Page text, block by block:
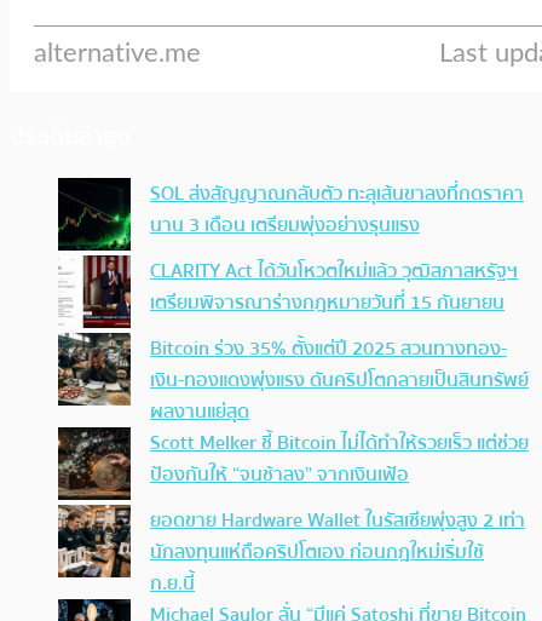
SOL ส่งสัญญาณกลับตัว ทะลุเส้นขาลงที่กดราคา
นาน 3 เดือน เตรียมพุ่งอย่างรุนแรง
CLARITY Act ได้วันโหวตใหม่แล้ว วุฒิสภาสหรัฐฯ
เตรียมพิจารณาร่างกฎหมายวันที่ 15 กันยายน
Bitcoin ร่วง 35% ตั้งแต่ปี 2025 สวนทางทอง-
เงิน-ทองแดงพุ่งแรง ดันคริปโตกลายเป็นสินทรัพย์
ผลงานแย่สุด
Scott Melker ชี้ Bitcoin ไม่ได้ทำให้รวยเร็ว แต่ช่วย
ป้องกันให้ “จนช้าลง” จากเงินเฟ้อ
ยอดขาย Hardware Wallet ในรัสเซียพุ่งสูง 2 เท่า
นักลงทุนแห่ถือคริปโตเอง ก่อนกฎใหม่เริ่มใช้
ก.ย.นี้